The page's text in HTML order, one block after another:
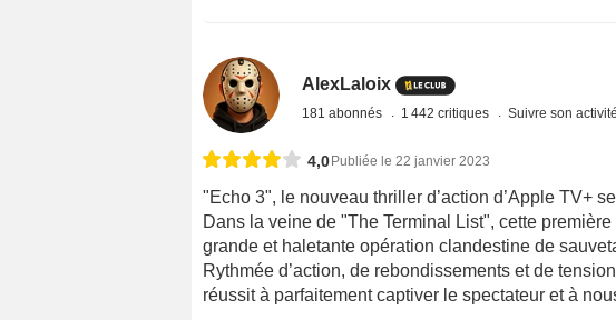
AlexLaloix
181 abonnés 1 442 critiques Suivre son activité
4,0 Publiée le 22 janvier 2023
"Echo 3", le nouveau thriller d’action d’Apple TV+
Dans la veine de "The Terminal List", cette
grande et haletante opération clandestine de
Rythmée d’action, de rebondissements et de
réussit à parfaitement captiver le spectateur et à